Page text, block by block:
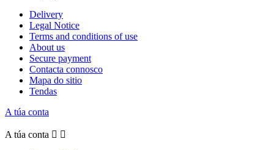
Delivery
Legal Notice
Terms and conditions of use
About us
Secure payment
Contacta connosco
Mapa do sitio
Tendas
A túa conta
A túa conta  